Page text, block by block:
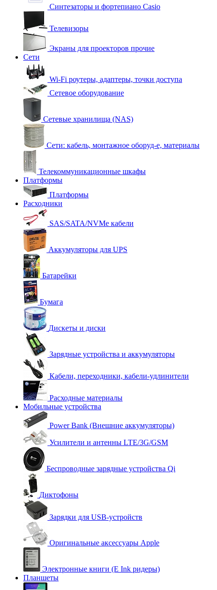
Синтезаторы и фортепиано Casio
Телевизоры
Экраны для проекторов прочие
Сети
Wi-Fi роутеры, адаптеры, точки доступа
Сетевое оборудование
Сетевые хранилища (NAS)
Сети: кабель, монтажное оборуд-е, материалы
Телекоммуникационные шкафы
Платформы
Платформы
Расходники
SAS/SATA/NVMe кабели
Аккумуляторы для UPS
Батарейки
Бумага
Дискеты и диски
Зарядные устройства и аккумуляторы
Кабели, переходники, кабели-удлинители
Расходные материалы
Мобильные устройства
Power Bank (Внешние аккумуляторы)
Усилители и антенны LTE/3G/GSM
Беспроводные зарядные устройства Qi
Диктофоны
Зарядки для USB-устройств
Оригинальные аксессуары Apple
Электронные книги (E Ink ридеры)
Планшеты